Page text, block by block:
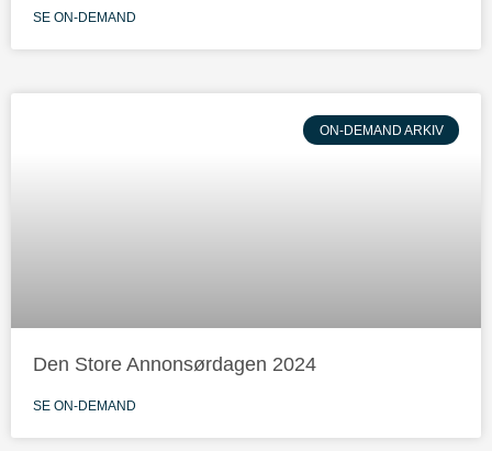
SE ON-DEMAND
ON-DEMAND ARKIV
Den Store Annonsørdagen 2024
SE ON-DEMAND